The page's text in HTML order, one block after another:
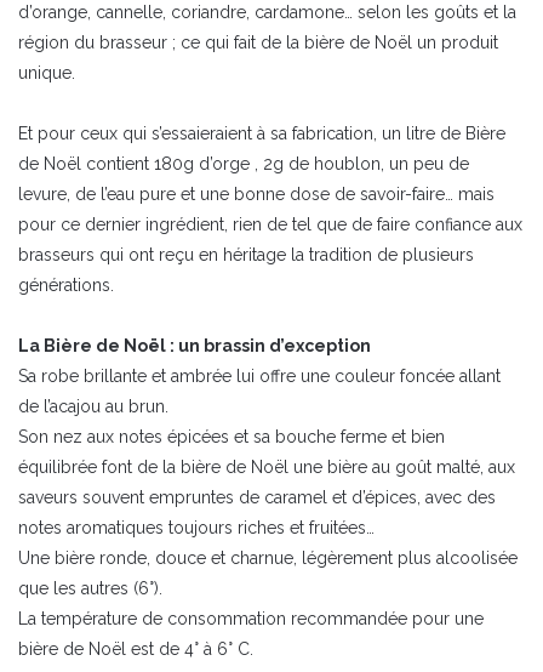
d’orange, cannelle, coriandre, cardamone… selon les goûts et la
région du brasseur ; ce qui fait de la bière de Noël un produit
unique.
Et pour ceux qui s’essaieraient à sa fabrication, un litre de Bière
de Noël contient 180g d’orge , 2g de houblon, un peu de
levure, de l’eau pure et une bonne dose de savoir-faire… mais
pour ce dernier ingrédient, rien de tel que de faire confiance aux
brasseurs qui ont reçu en héritage la tradition de plusieurs
générations.
La Bière de Noël : un brassin d’exception
Sa robe brillante et ambrée lui offre une couleur foncée allant
de l’acajou au brun.
Son nez aux notes épicées et sa bouche ferme et bien
équilibrée font de la bière de Noël une bière au goût malté, aux
saveurs souvent empruntes de caramel et d’épices, avec des
notes aromatiques toujours riches et fruitées…
Une bière ronde, douce et charnue, légèrement plus alcoolisée
que les autres (6°).
La température de consommation recommandée pour une
bière de Noël est de 4° à 6° C.